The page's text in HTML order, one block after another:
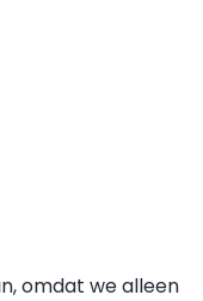
omdat we alleen